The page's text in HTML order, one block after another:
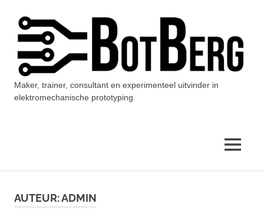
inhoud
BotBerg
Maker, trainer, consultant en experimenteel uitvinder in
elektromechanische prototyping
MENU
AUTEUR:ADMIN